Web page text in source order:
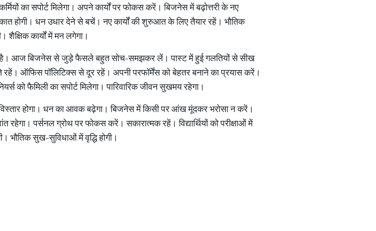
का सपोर्ट मिलेगा। अपने कार्यों पर फोकस करें। बिजनेस में बढ़ोत्तरी के नए
होगी। धन उधार देने से बचें। नए कार्यों की शुरुआत के लिए तैयार रहें। भौतिक
शैक्षिक कार्यों में मन लगेगा।
है। आज बिजनेस से जुड़े फैसले बहुत सोच-समझकर लें। पास्ट में हुई गलतियों से सीख
ऑफिस पॉलिटिक्स से दूर रहें। अपनी परफॉर्मेंस को बेहतर बनाने का प्रयास करें।
को फैमिली का सपोर्ट मिलेगा। पारिवारिक जीवन सुखमय रहेगा।
में विस्तार होगा। धन का आवक बढ़ेगा। बिजनेस में किसी पर आंख मूंदकर भरोसा न करें।
रहेगा। पर्सनल ग्रोथ पर फोकस करें। सकारात्मक रहें। विद्यार्थियों को परीक्षाओं में
भौतिक सुख-सुविधाओं में वृद्धि होगी।